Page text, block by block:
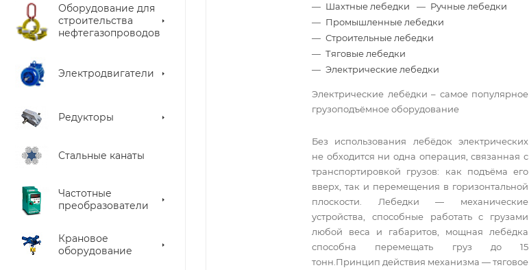
Оборудование для
строительства
нефтегазопроводов
Электродвигатели
Редукторы
Стальные канаты
Частотные
преобразователи
Крановое
оборудование
Шахтные лебедки
Ручные лебедки
Промышленные лебедки
Строительные лебедки
Тяговые лебедки
Электрические лебедки
Электрические лебёдки – самое популярное
грузоподъёмное оборудование
Без использования лебёдок электрических
не обходится ни одна операция, связанная с
транспортировкой грузов: как подъёма его
вверх, так и перемещения в горизонтальной
плоскости. Лебедки — механические
устройства, способные работать с грузами
любой веса и габаритов, мощная лебёдка
способна перемещать груз до 15
тонн.Принцип действия механизма — тяговое